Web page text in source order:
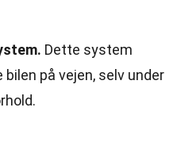
Dette system
på vejen, selv under